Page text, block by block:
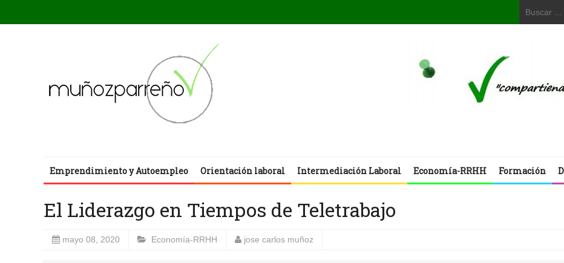
Emprendimiento y Autoempleo Orientación laboral Intermediación Laboral Economía-RRHH Formación
El Liderazgo en Tiempos de Teletrabajo
mayo 08, 2020 Economía-RRHH jose carlos muñoz